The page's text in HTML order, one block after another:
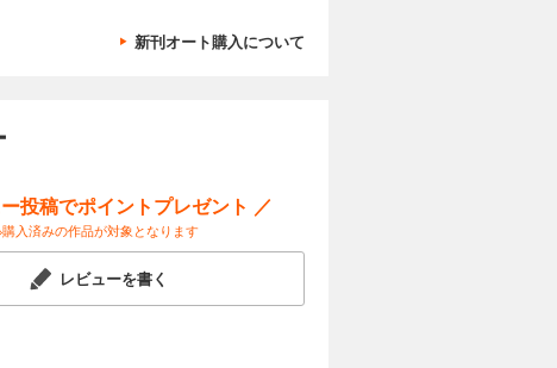
新刊オート購入について
投稿でポイントプレゼント ／
入済みの作品が対象となります
レビューを書く